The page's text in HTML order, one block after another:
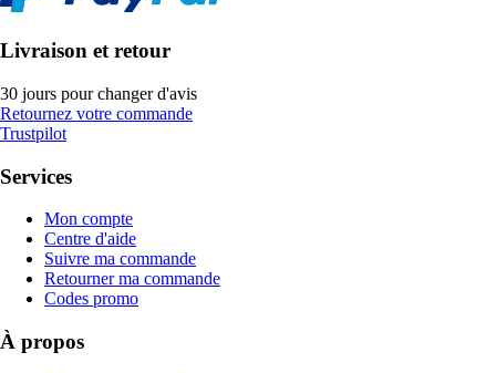
Livraison et retour
30 jours pour changer d'avis
Retournez votre commande
Trustpilot
Services
Mon compte
Centre d'aide
Suivre ma commande
Retourner ma commande
Codes promo
À propos